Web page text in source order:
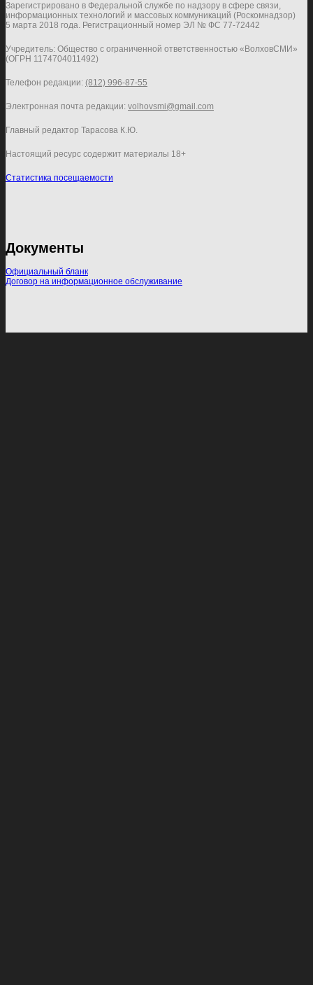
Зарегистрировано в Федеральной службе по надзору в сфере связи,
информационных технологий и массовых коммуникаций (Роскомнадзор)
5 марта 2018 года. Регистрационный номер ЭЛ № ФС 77-72442
Учредитель: Общество с ограниченной ответственностью «ВолховСМИ»
(ОГРН 1174704011492)
Телефон редакции: (812) 996-87-55
Электронная почта редакции: volhovsmi@gmail.com
Главный редактор Тарасова К.Ю.
Настоящий ресурс содержит материалы 18+
Статистика посещаемости
Документы
Официальный бланк
Договор на информационное обслуживание